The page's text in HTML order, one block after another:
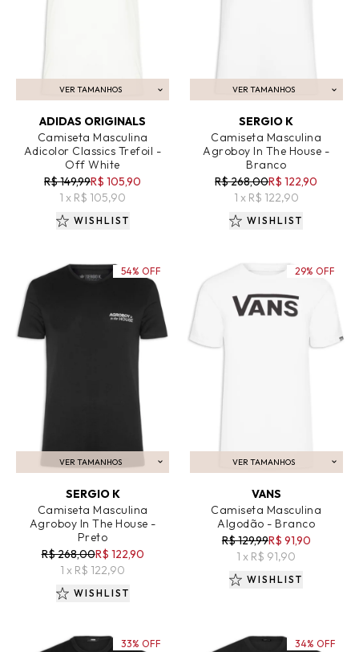
VER TAMANHOS
ADICIONAR AO CARRINHO
ADIDAS ORIGINALS
Camiseta Masculina
Adicolor Classics Trefoil -
Off White
R$ 149,99R$ 105,90
1 x R$ 105,90
WISHLIST
VER TAMANHOS
ADICIONAR AO CARRINHO
SERGIO K
Camiseta Masculina
Agroboy In The House -
Branco
R$ 268,00R$ 122,90
1 x R$ 122,90
WISHLIST
VER TAMANHOS
ADICIONAR AO CARRINHO
SERGIO K
Camiseta Masculina
Agroboy In The House -
Preto
R$ 268,00R$ 122,90
1 x R$ 122,90
54% OFF
WISHLIST
VER TAMANHOS
ADICIONAR AO CARRINHO
VANS
Camiseta Masculina
Algodão - Branco
R$ 129,99R$ 91,90
1 x R$ 91,90
29% OFF
WISHLIST
33% OFF 34% OFF